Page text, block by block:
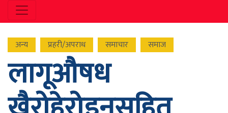
अन्य प्रहरी/अपराध समाचार समाज
लागूऔषध